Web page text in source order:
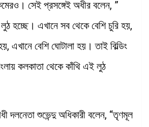
সেই প্রসঙ্গেই অধীর বলেন, ”
হচ্ছে। এখানে সব থেকে বেশি চুরি হয়,
এখানে বেশি ঘোটালা হয়। তাই বিল্ডিং
কলকাতা থেকে কাঁথি এই লুঠ
দলনেতা শুভেন্দু অধিকারী বলেন, “তৃণমূল